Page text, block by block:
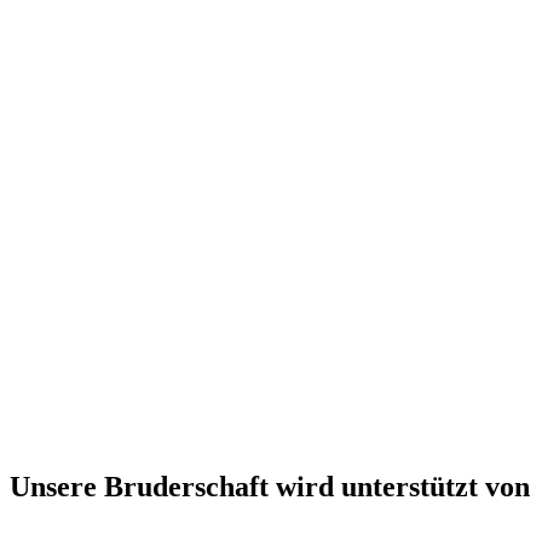
Unsere Bruderschaft wird unterstützt von